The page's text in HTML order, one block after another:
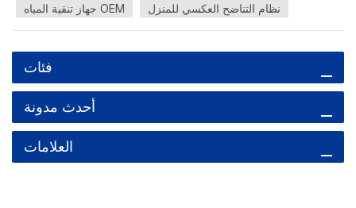
جهاز تنقية المياه OEM
نظام التناضح العكسي للمنزل
فئات
أحدث مدونة
العلامات